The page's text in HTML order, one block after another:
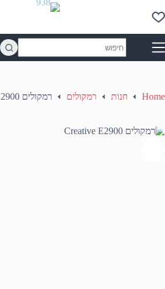
to
content
results
Home חנות רמקולים רמקולים Creative E2900